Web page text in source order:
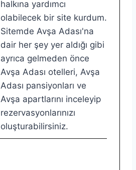
halkına yardımcı
olabilecek bir site kurdum.
Sitemde Avşa Adası'na
dair her şey yer aldığı gibi
ayrıca gelmeden önce
Avşa Adası otelleri, Avşa
Adası pansiyonları ve
Avşa apartlarını inceleyip
rezervasyonlarınızı
oluşturabilirsiniz.